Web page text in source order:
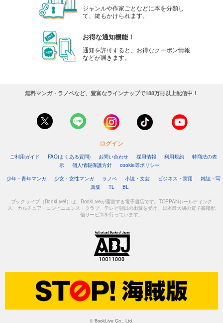
ジャンルや作家ごとなどに本を分類し
て、鍵もかけられます。
お得な通知機能！
通知を許可すると、お得なクーポン情報
などが届きます。
無料マンガ・ラノベなど、豊富なラインナップで188万冊以上配信中！
ログイン
ご利用ガイド FAQ(よくある質問) お問い合わせ 採用情報 利用規約
特商法の表
示
個人情報保護方針
cookie等ポリシー
少年・青年マンガ
少女・女性マンガ ラノベ 小説・文芸 ビジネス・実用
雑誌・写
真集
TL BL
ブックライブ（BookLive!）は、BookLiveが運営する電子書店です。TOPPANホールディング
ス、カルチュア・コンビニエンス・クラブ、テレビ朝日の出資を受け、日本最大級の電子書籍配
信サービスを行っています。
© BookLive Co., Ltd.